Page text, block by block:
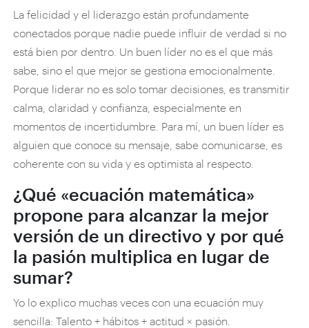
La felicidad y el liderazgo están profundamente
conectados porque nadie puede influir de verdad si no
está bien por dentro. Un buen líder no es el que más
sabe, sino el que mejor se gestiona emocionalmente.
Porque liderar no es solo tomar decisiones, es transmitir
calma, claridad y confianza, especialmente en
momentos de incertidumbre. Para mí, un buen líder es
alguien que conoce su mensaje, sabe comunicarse, es
coherente con su vida y es optimista al respecto.
¿Qué «ecuación matemática»
propone para alcanzar la mejor
versión de un directivo y por qué
la pasión multiplica en lugar de
sumar?
Yo lo explico muchas veces con una ecuación muy
sencilla: Talento + hábitos + actitud × pasión.